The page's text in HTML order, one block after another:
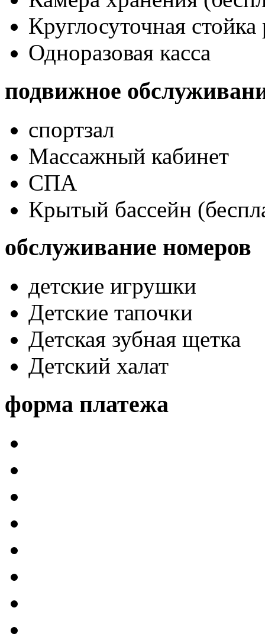
Круглосуточная стойка
Одноразовая касса
подвижное
спортзал
Массажный кабинет
СПА
Крытый бассейн
обслуживание номеров
детские игрушки
Детские тапочки
Детская зубная щетка
Детский халат
форма платежа